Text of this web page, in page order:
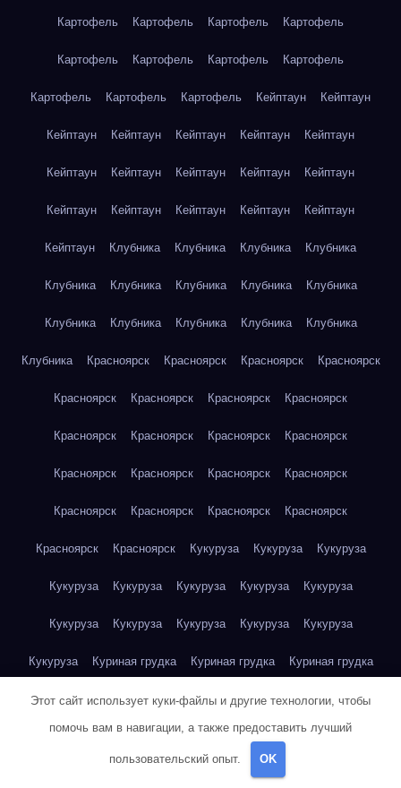
Картофель Картофель Картофель Картофель
Картофель Картофель Картофель Картофель
Картофель Картофель Картофель Кейптаун Кейптаун
Кейптаун Кейптаун Кейптаун Кейптаун Кейптаун
Кейптаун Кейптаун Кейптаун Кейптаун Кейптаун
Кейптаун Кейптаун Кейптаун Кейптаун Кейптаун
Кейптаун Клубника Клубника Клубника Клубника
Клубника Клубника Клубника Клубника Клубника
Клубника Клубника Клубника Клубника Клубника
Клубника Красноярск Красноярск Красноярск Красноярск
Красноярск Красноярск Красноярск Красноярск
Красноярск Красноярск Красноярск Красноярск
Красноярск Красноярск Красноярск Красноярск
Красноярск Красноярск Красноярск Красноярск
Красноярск Красноярск Кукуруза Кукуруза Кукуруза
Кукуруза Кукуруза Кукуруза Кукуруза Кукуруза
Кукуруза Кукуруза Кукуруза Кукуруза Кукуруза
Кукуруза Куриная грудка Куриная грудка Куриная грудка
Куриная грудка Куриная грудка Куриная грудка
Куриная грудка Куриная грудка
Куриная грудка
Этот сайт использует куки-файлы и другие технологии, чтобы
помочь вам в навигации, а также предоставить лучший
пользовательский опыт. OK